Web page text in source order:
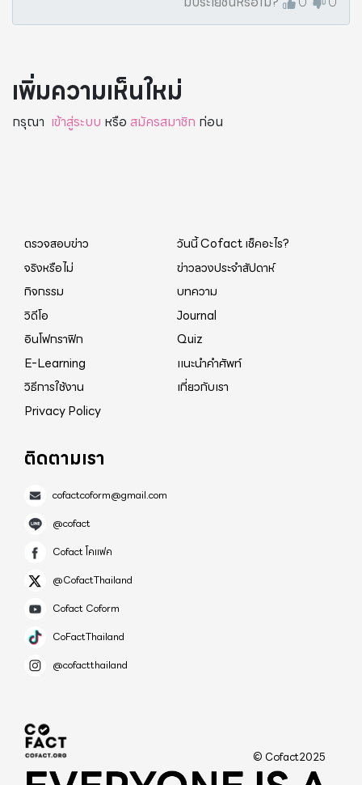
เพิ่มความเห็นใหม่
กรุณา เข้าสู่ระบบ หรือ สมัครสมาชิก ก่อน
ตรวจสอบข่าว
วันนี้ Cofact เช็คอะไร?
จริงหรือไม่
ข่าวลวงประจำสัปดาห์
กิจกรรม
บทความ
วิดีโอ
Journal
อินโฟกราฟิก
Quiz
E-Learning
แนะนำคำศัพท์
วิธีการใช้งาน
เกี่ยวกับเรา
Privacy Policy
ติดตามเรา
cofactcoform@gmail.com
@cofact
Cofact โคแฟค
@CofactThailand
Cofact Coform
CoFactThailand
@cofactthailand
© Cofact2025